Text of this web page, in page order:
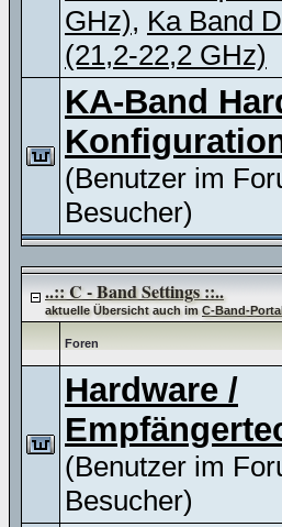
GHz), Ka Band
(21,2-22,2 GHz)
KA-Band
(Benutzer im
Besucher)
..:: C - Band Settings ::..
aktuelle Übersicht auch imC-Band-
Foren
Hardware /
(Benutzer im
Besucher)